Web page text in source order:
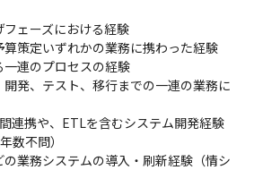
統合（PMI）の実行
構築、運用業務の自動化
・希望に基づいて判断します
例）
etc.
フェーズにおける経験
策定いずれかの業務に携わった経験
一連のプロセスの経験
発、テスト、移行までの一連の業務に
連携や、ETLを含むシステム開発経験
数不問）
の業務システムの導入・刷新経験（情シ